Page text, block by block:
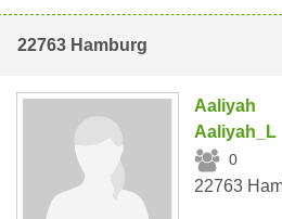
22763 Hamburg
Aaliyah
Aaliyah_L
0
22763